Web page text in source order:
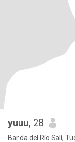
yuuu, 28
Banda del Río Salí,